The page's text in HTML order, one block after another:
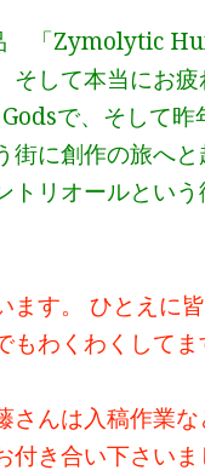
「Zymolytic
そして本当にお
で、そして昨
街に創作の旅へ
トリオールとい
ます。 ひとえに皆
もわくわくして
さんは入稿作業
付き合い下さい